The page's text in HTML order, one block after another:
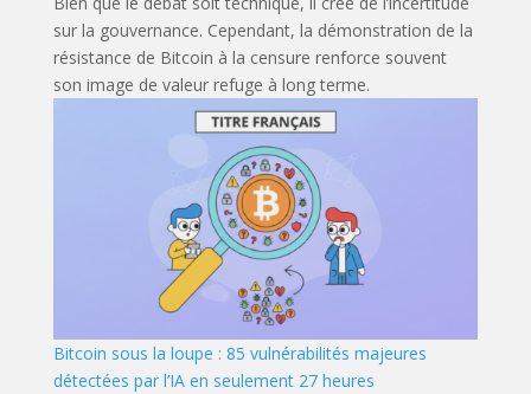
sur la gouvernance. Cependant, la démonstration de la
résistance de Bitcoin à la censure renforce souvent
son image de valeur refuge à long terme.
Bitcoin sous la loupe : 85 vulnérabilités majeures
détectées par l’IA en seulement 27 heures